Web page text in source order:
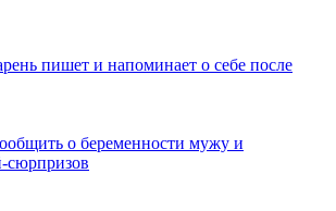
пишет и напоминает о себе после
о беременности мужу и
сюрпризов